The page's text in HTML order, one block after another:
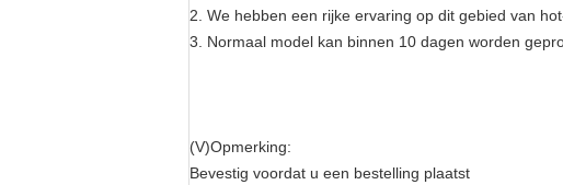
2. We hebben een rijke ervaring op dit gebied van
3. Normaal model kan binnen 10 dagen worden
(V)Opmerking:
Bevestig voordat u een bestelling plaatst